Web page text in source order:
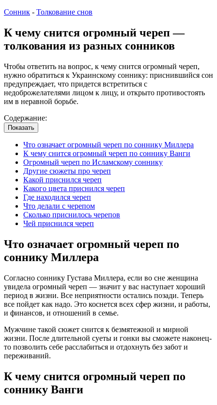
Сонник - Толкование снов
К чему снится огромный череп —
толкования из разных сонников
Чтобы ответить на вопрос, к чему снится огромный череп,
нужно обратиться к Украинскому соннику: приснившийся сон
предупреждает, что придется встретиться с
недоброжелателями лицом к лицу, и открыто противостоять
им в неравной борьбе.
Содержание:
Показать
Что означает огромный череп по соннику Миллера
К чему снится огромный череп по соннику Ванги
Огромный череп по Исламскому соннику
Другие сюжеты про череп
Какой приснился череп
Какого цвета приснился череп
Где находился череп
Что делали с черепом
Сколько приснилось черепов
Чей приснился череп
Что означает огромный череп по
соннику Миллера
Согласно соннику Густава Миллера, если во сне женщина
увидела огромный череп — значит у вас наступает хороший
период в жизни. Все неприятности остались позади. Теперь
все пойдет как надо. Это коснется всех сфер жизни, и работы,
и финансов, и отношений в семье.
Мужчине такой сюжет снится к безмятежной и мирной
жизни. После длительной суеты и гонки вы сможете наконец-
то позволить себе расслабиться и отдохнуть без забот и
переживаний.
К чему снится огромный череп по
соннику Ванги